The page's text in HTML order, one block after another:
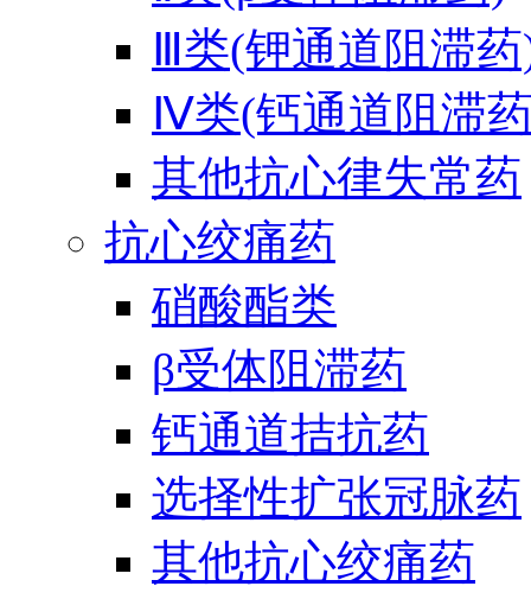
Ⅲ类(钾通道阻滞
Ⅳ类(钙通道阻滞
其他抗心律失常药
抗心绞痛药
硝酸酯类
β受体阻滞药
钙通道拮抗药
选择性扩张冠脉药
其他抗心绞痛药